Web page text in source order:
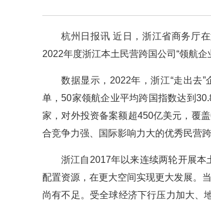
杭州日报讯 近日，浙江省商务厅
2022年度浙江本土民营跨国公司“领航
数据显示，2022年，浙江“走出去
单，50家领航企业平均跨国指数达到
家，对外投资备案额超450亿美元，覆
合竞争力强、国际影响力大的优秀民营跨
浙江自2017年以来连续两轮开展本
配置资源，在更大空间实现更大发展。
尚有不足。受全球经济下行压力加大、